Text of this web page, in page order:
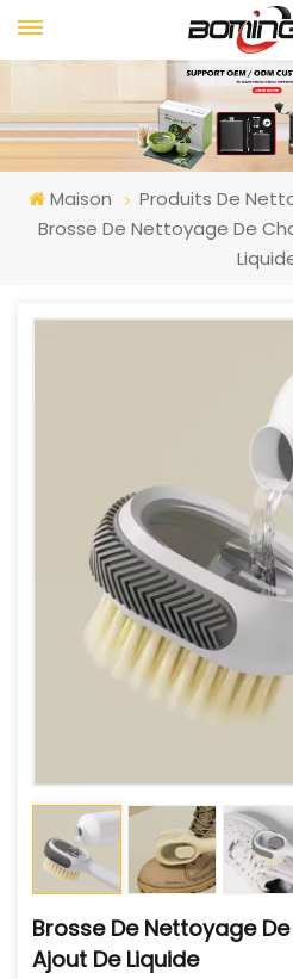
Maison
Produits De
Brosse De Nettoyage De
Brosse De Nettoyage
Ajout De Liquide